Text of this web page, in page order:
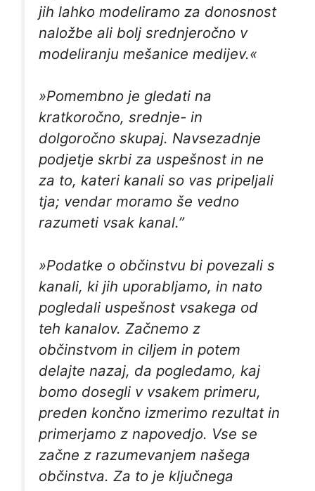
jih lahko modeliramo za donosnost
naložbe ali bolj srednjeročno v
modeliranju mešanice medijev.«
»Pomembno je gledati na
kratkoročno, srednje- in
dolgoročno skupaj. Navsezadnje
podjetje skrbi za uspešnost in ne
za to, kateri kanali so vas pripeljali
tja; vendar moramo še vedno
razumeti vsak kanal.”
»Podatke o občinstvu bi povezali s
kanali, ki jih uporabljamo, in nato
pogledali uspešnost vsakega od
teh kanalov. Začnemo z
občinstvom in ciljem in potem
delajte nazaj, da pogledamo, kaj
bomo dosegli v vsakem primeru,
preden končno izmerimo rezultat in
primerjamo z napovedjo. Vse se
začne z razumevanjem našega
občinstva. Za to je ključnega